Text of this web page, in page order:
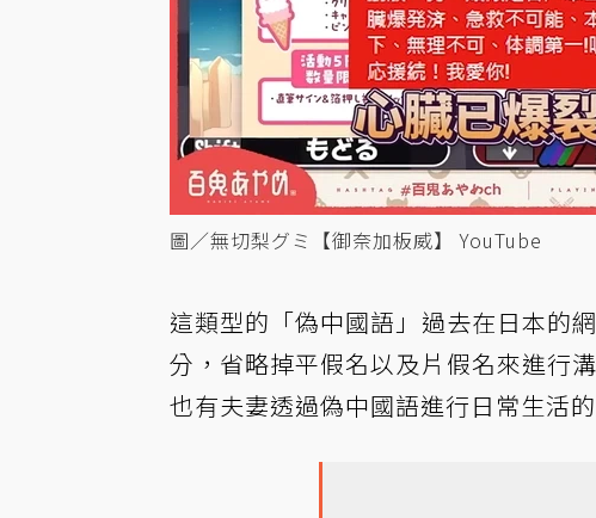
圖／無切梨グミ【御奈加板威】 YouTube
這類型的「偽中國語」過去在日本的
分，省略掉平假名以及片假名來進行
也有夫妻透過偽中國語進行日常生活